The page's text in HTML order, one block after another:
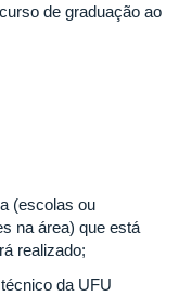
de graduação ao
(escolas ou
na área) que está
realizado;
da UFU